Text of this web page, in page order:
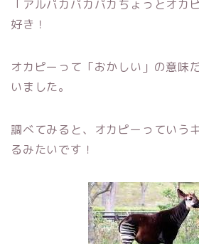
「アルパカパカパカちょっとオカ
好き！
オカピーって「おかしい」の意味
いました。
調べてみると、オカピーっていう
るみたいです！